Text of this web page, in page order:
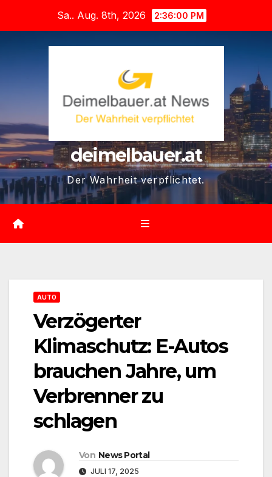
Sa.. Aug. 8th, 2026 2:36:01 PM
deimelbauer.at
Der Wahrheit verpflichtet.
AUTO
Verzögerter
Klimaschutz: E-Autos
brauchen Jahre, um
Verbrenner zu
schlagen
Von News Portal
JULI 17, 2025